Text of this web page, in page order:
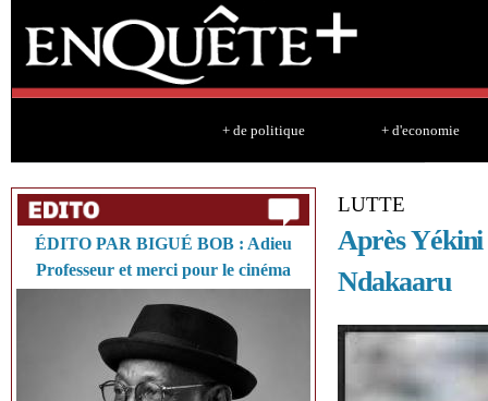
+ de politique + d'economie
ÉDITO PAR BIGUÉ BOB : Adieu
Professeur et merci pour le cinéma
LUTTE
Après
Ndakaaru